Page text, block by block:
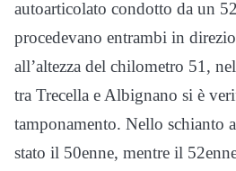
autoarticolato condotto da un
procedevano entrambi in
all’altezza del chilometro 51,
tra Trecella e Albignano si è
tamponamento. Nello schianto
stato il 50enne, mentre il